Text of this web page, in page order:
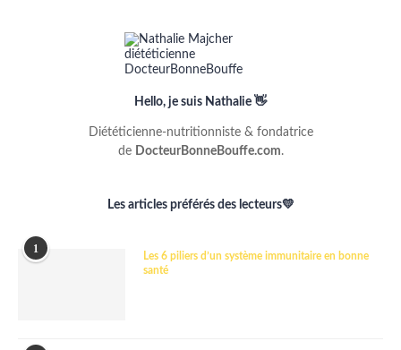
Hello, je suis Nathalie 👋
Diététicienne-nutritionniste & fondatrice
de DocteurBonneBouffe.com.
Les articles préférés des lecteurs💛
1
Les 6 piliers d’un système immunitaire en bonne
santé